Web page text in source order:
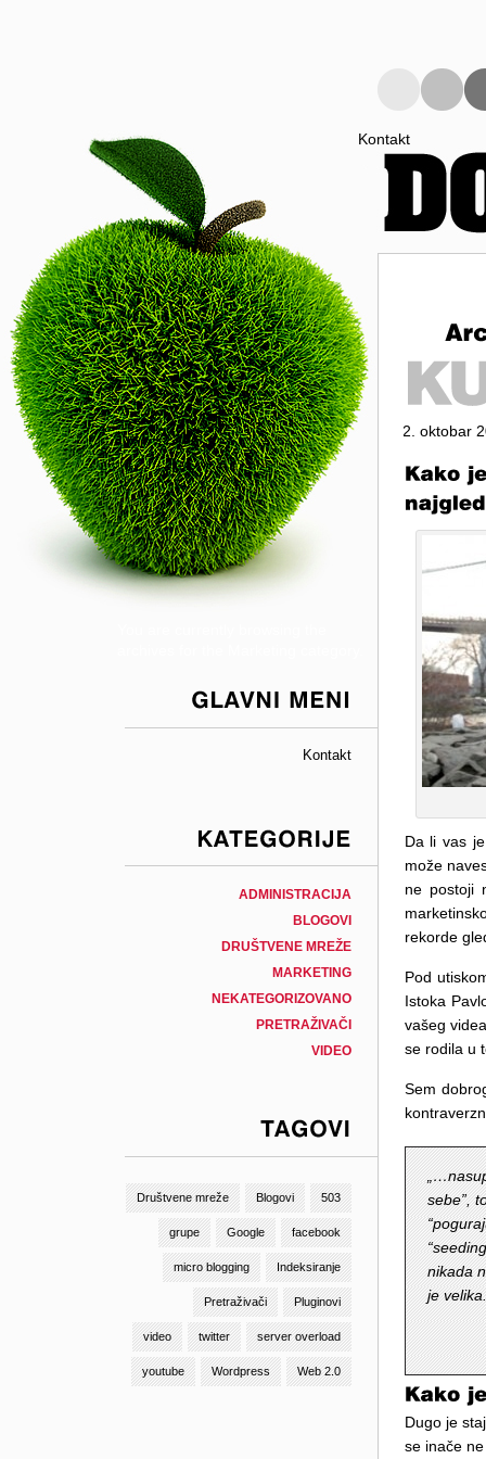
Kontakt
Kontakt
ADMINISTRACIJA
BLOGOVI
DRUŠTVENE MREŽE
MARKETING
NEKATEGORIZOVANO
PRETRAŽIVAČI
VIDEO
503
Blogovi
Društvene mreže
facebook
Google
grupe
Indeksiranje
micro blogging
Pluginovi
Pretraživači
server overload
twitter
video
Web 2.0
Wordpress
youtube
2. oktobar
Da li vas
može
ne postoji
rekorde
Pod
Istoka
vašeg
se rodila u
Sem
sebe”,
nikada
je
Dugo je
se inače